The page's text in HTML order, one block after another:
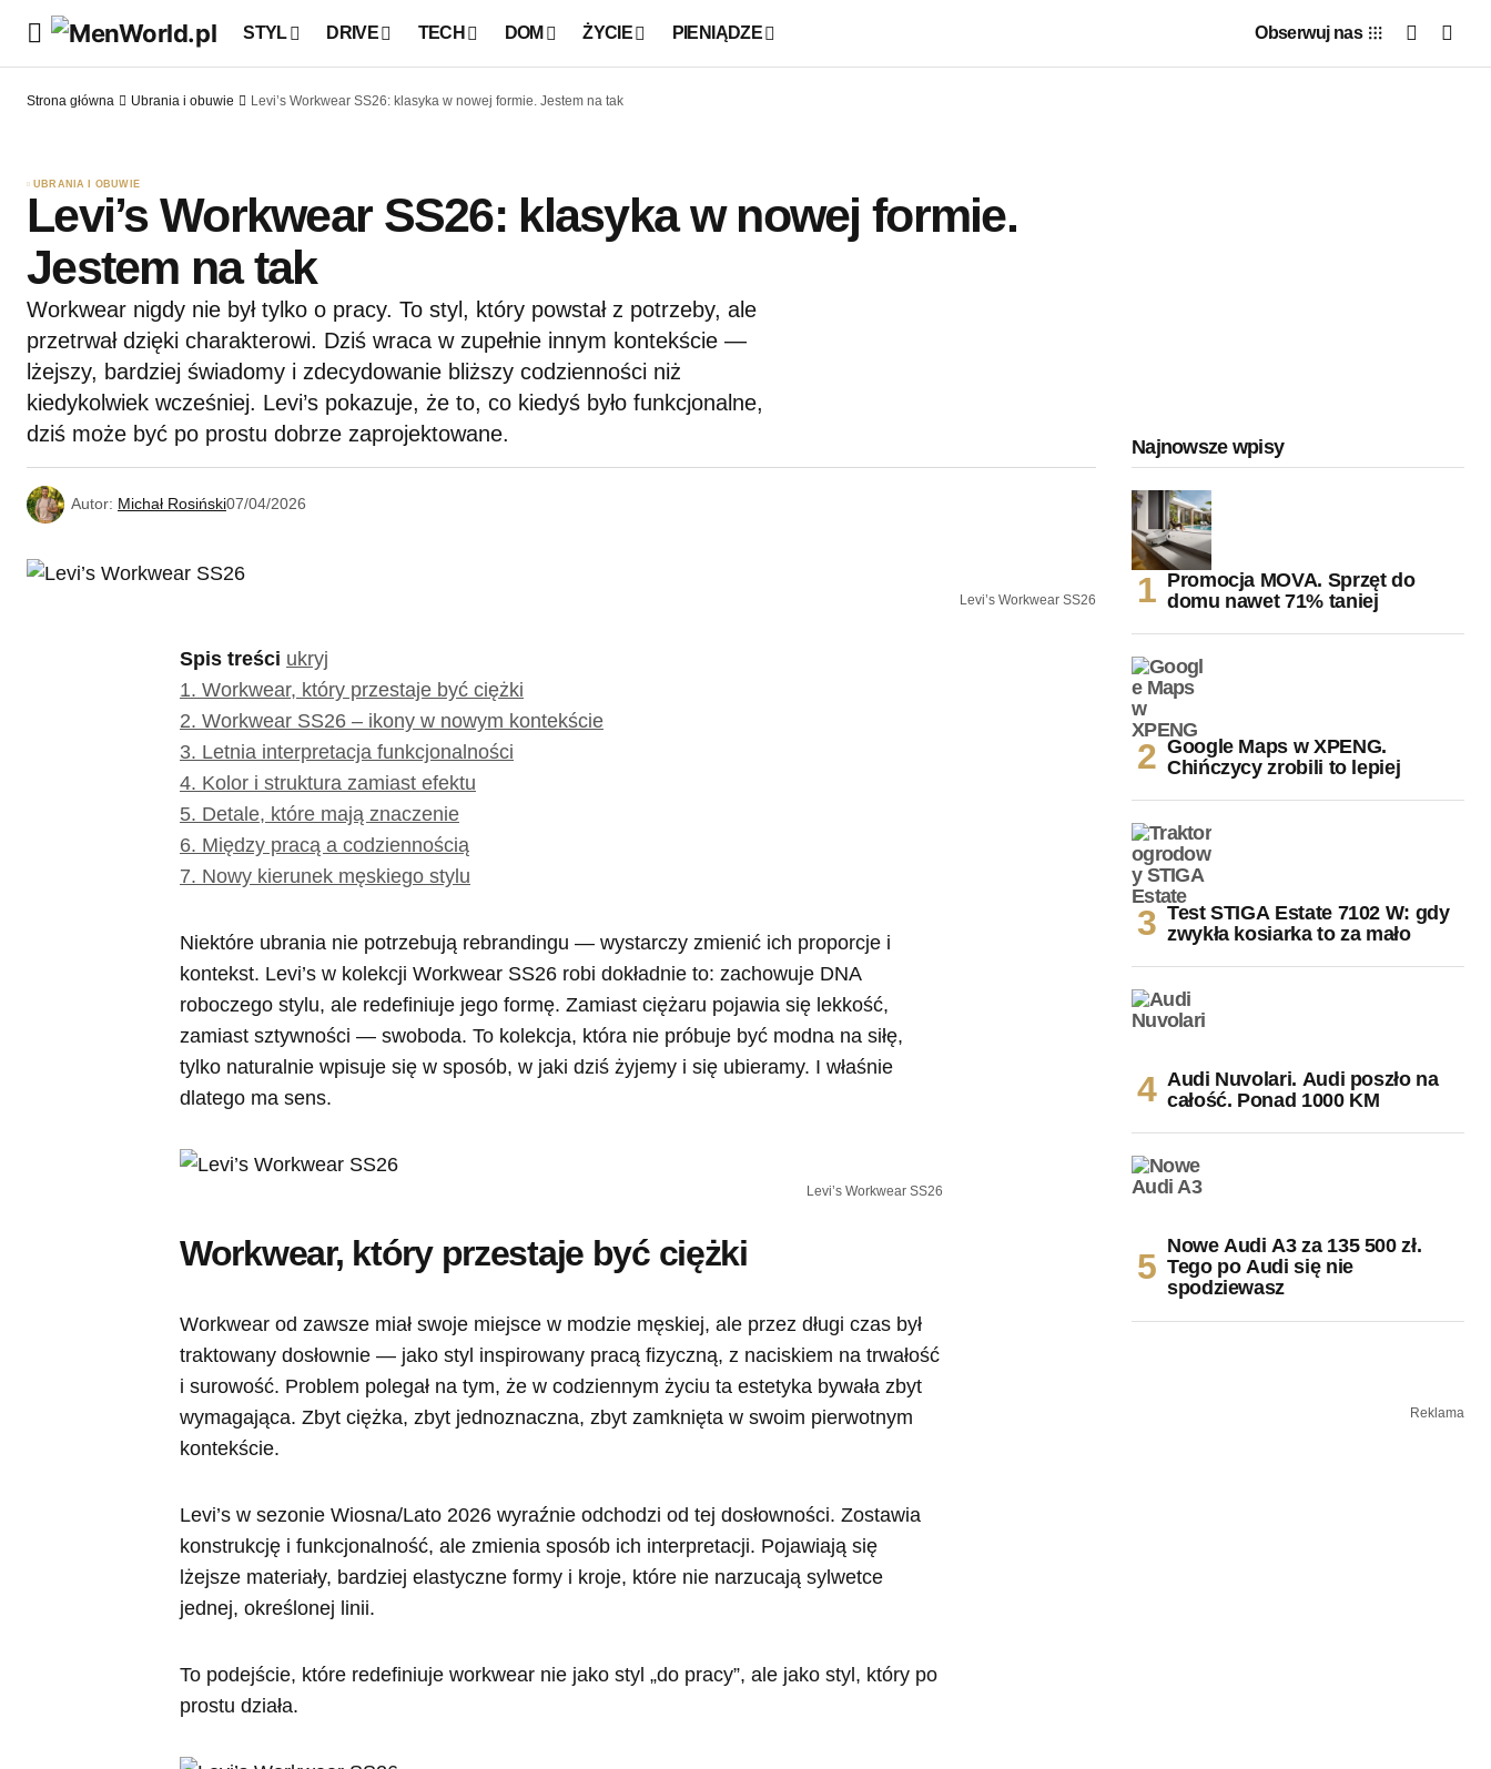
STYL DRIVE TECH DOM ŻYCIE PIENIĄDZE Obserwuj nas
Strona główna Ubrania i obuwie Levi’s Workwear SS26: klasyka w nowej formie. Jestem na tak
UBRANIA I OBUWIE
Levi’s Workwear SS26: klasyka w nowej formie.
Jestem na tak
Workwear nigdy nie był tylko o pracy. To styl, który powstał z potrzeby, ale
przetrwał dzięki charakterowi. Dziś wraca w zupełnie innym kontekście —
lżejszy, bardziej świadomy i zdecydowanie bliższy codzienności niż
kiedykolwiek wcześniej. Levi’s pokazuje, że to, co kiedyś było funkcjonalne,
dziś może być po prostu dobrze zaprojektowane.
Autor: Michał Rosiński07/04/2026
Levi’s Workwear SS26
Spis treści ukryj
1. Workwear, który przestaje być ciężki
2. Workwear SS26 – ikony w nowym kontekście
3. Letnia interpretacja funkcjonalności
4. Kolor i struktura zamiast efektu
5. Detale, które mają znaczenie
6. Między pracą a codziennością
7. Nowy kierunek męskiego stylu
Niektóre ubrania nie potrzebują rebrandingu — wystarczy zmienić ich proporcje i
kontekst. Levi’s w kolekcji Workwear SS26 robi dokładnie to: zachowuje DNA
roboczego stylu, ale redefiniuje jego formę. Zamiast ciężaru pojawia się lekkość,
zamiast sztywności — swoboda. To kolekcja, która nie próbuje być modna na siłę,
tylko naturalnie wpisuje się w sposób, w jaki dziś żyjemy i się ubieramy. I właśnie
dlatego ma sens.
Levi’s Workwear SS26
Workwear, który przestaje być ciężki
Workwear od zawsze miał swoje miejsce w modzie męskiej, ale przez długi czas był
traktowany dosłownie — jako styl inspirowany pracą fizyczną, z naciskiem na trwałość
i surowość. Problem polegał na tym, że w codziennym życiu ta estetyka bywała zbyt
wymagająca. Zbyt ciężka, zbyt jednoznaczna, zbyt zamknięta w swoim pierwotnym
kontekście.
Levi’s w sezonie Wiosna/Lato 2026 wyraźnie odchodzi od tej dosłowności. Zostawia
konstrukcję i funkcjonalność, ale zmienia sposób ich interpretacji. Pojawiają się
lżejsze materiały, bardziej elastyczne formy i kroje, które nie narzucają sylwetce
jednej, określonej linii.
To podejście, które redefiniuje workwear nie jako styl „do pracy”, ale jako styl, który po
prostu działa.
Najnowsze wpisy
Promocja MOVA. Sprzęt do
domu nawet 71% taniej
Google Maps w XPENG.
Chińczycy zrobili to lepiej
Test STIGA Estate 7102 W: gdy
zwykła kosiarka to za mało
Audi Nuvolari. Audi poszło na
całość. Ponad 1000 KM
Nowe Audi A3 za 135 500 zł.
Tego po Audi się nie
spodziewasz
Reklama